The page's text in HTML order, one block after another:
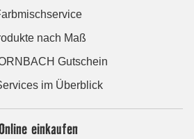
nach Maß
Gutschein
im Überblick
einkaufen